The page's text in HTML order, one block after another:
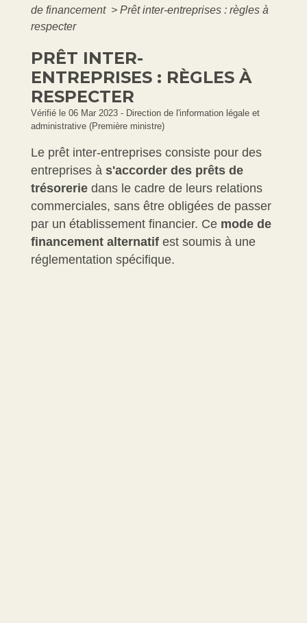
de financement > Prêt inter-entreprises : règles à
respecter
PRÊT INTER-
ENTREPRISES : RÈGLES À
RESPECTER
Vérifié le 06 Mar 2023 - Direction de l'information légale et
administrative (Première ministre)
Le prêt inter-entreprises consiste pour des
entreprises à s'accorder des prêts de
trésorerie dans le cadre de leurs relations
commerciales, sans être obligées de passer
par un établissement financier. Ce mode de
financement alternatif est soumis à une
réglementation spécifique.